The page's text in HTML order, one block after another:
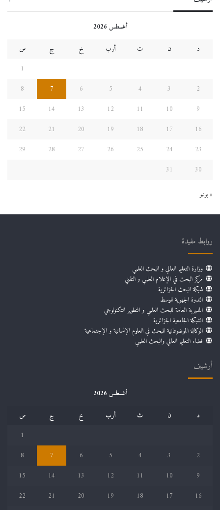
أغسطس 2026
د
ن ث أرب خ ج
س
1
2
3
4
5
6
7
8
9
10
11
12
13
14
15
16
17
18
19
20
21
22
23
24
25
26
27
28
29
30
31
« يونيو
روابط مفيدة
وزارة التعليم العالي و البحث العلمي
مركز البحث في الإعلام العلمي و التقني
شبكة البحث الجزائرية
الندوة الجهوية للوسط
المديرية العامة للبحث العلمي و التطوير التكنولوجي
الشبكة الجامعية الجزائرية
الوكالة الموضوعاتية للبحث في العلوم الإنسانية و الإجتماعية
فضاء التعليم العالي والبحث العلمي
أرشيف
أغسطس 2026
د
ن ث أرب خ ج
س
1
2
3
4
5
6
7
8
9
10
11
12
13
14
15
16
17
18
19
20
21
22